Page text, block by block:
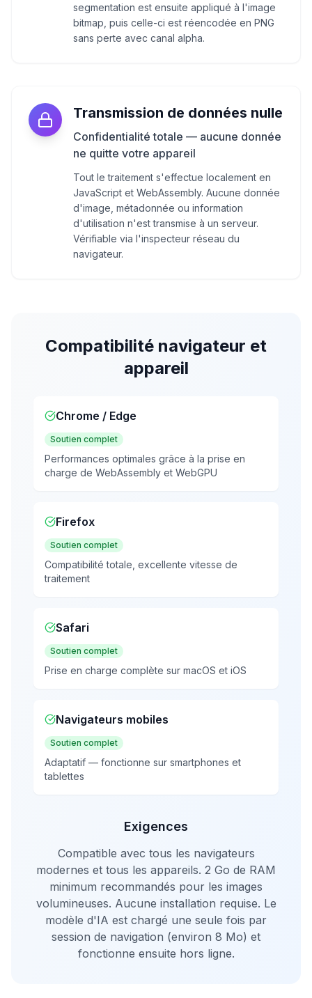
segmentation est ensuite appliqué à l'image
bitmap, puis celle-ci est réencodée en PNG
sans perte avec canal alpha.
Transmission de données nulle
Confidentialité totale — aucune donnée
ne quitte votre appareil
Tout le traitement s'effectue localement en
JavaScript et WebAssembly. Aucune donnée
d'image, métadonnée ou information
d'utilisation n'est transmise à un serveur.
Vérifiable via l'inspecteur réseau du
navigateur.
Compatibilité navigateur et
appareil
Chrome / Edge
Soutien complet
Performances optimales grâce à la prise en
charge de WebAssembly et WebGPU
Firefox
Soutien complet
Compatibilité totale, excellente vitesse de
traitement
Safari
Soutien complet
Prise en charge complète sur macOS et iOS
Navigateurs mobiles
Soutien complet
Adaptatif — fonctionne sur smartphones et
tablettes
Exigences
Compatible avec tous les navigateurs
modernes et tous les appareils. 2 Go de RAM
minimum recommandés pour les images
volumineuses. Aucune installation requise. Le
modèle d'IA est chargé une seule fois par
session de navigation (environ 8 Mo) et
fonctionne ensuite hors ligne.